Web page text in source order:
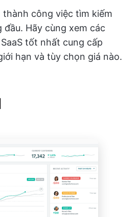
thành công việc tìm kiếm
đầu. Hãy cùng xem các
tốt nhất cung cấp
hạn và tùy chọn giá nào.